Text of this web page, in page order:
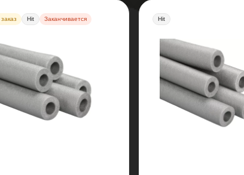
Hit Заканчивается Hit